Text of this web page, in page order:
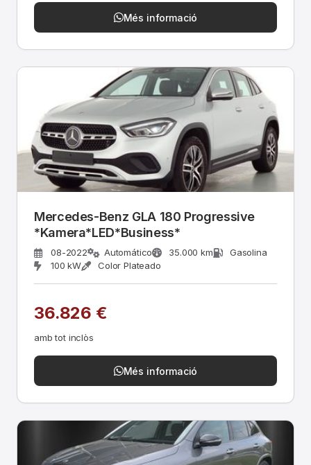
Més informació
Mercedes-Benz GLA 180 Progressive
*Kamera*LED*Business*
08-2022 Automático 35.000 km
Gasolina
100 kW
Color Plateado
36.826 €
amb tot inclòs
Més informació